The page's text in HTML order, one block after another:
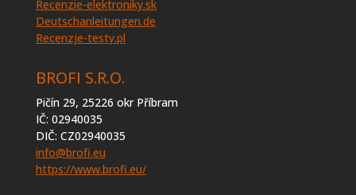
Recenzie-elektroniky.sk
Deutschanleitungen.de
Recenzje-testy.pl
BROFI S.R.O.
Pičín 29, 25226 okr Příbram
IČ: 02940035
DIČ: CZ02940035
info@brofi.eu
https://www.brofi.eu/